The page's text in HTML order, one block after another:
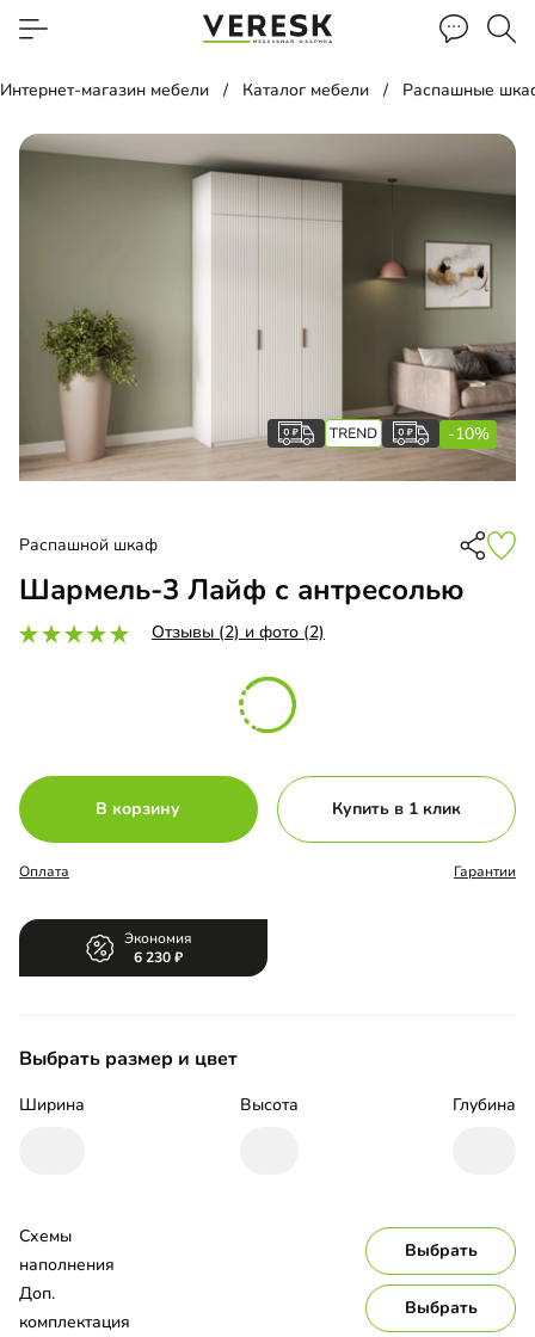
Интернет-магазин мебели Каталог мебели Распашные
-10%
Распашной шкаф
Шармель-3 Лайф с антресолью
Отзывы (2) и фото (2)
В корзину Купить в 1 клик
Оплата Гарантии
Экономия
6 230
Выбрать размер и цвет
Ширина Высота Глубина
Схемы
наполнения
Выбрать
Доп.
комплектация
Выбрать